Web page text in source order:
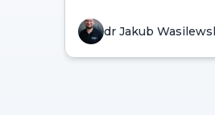
dr Jakub